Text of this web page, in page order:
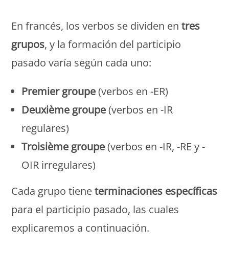
En francés, los verbos se dividen entres
grupos, y la formación del participio
pasado varía según cada uno:
Premier groupe(verbos en -ER)
Deuxième groupe(verbos en -IR
regulares)
Troisième groupe(verbos en -IR, -RE y -
OIR irregulares)
Cada grupo tieneterminaciones específicas
para el participio pasado, las cuales
explicaremos a continuación.